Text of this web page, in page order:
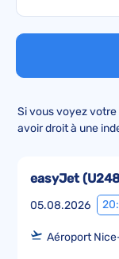
Si vous voyez
avoir droit à une
05.08.2026
easyJet(
Aéroport